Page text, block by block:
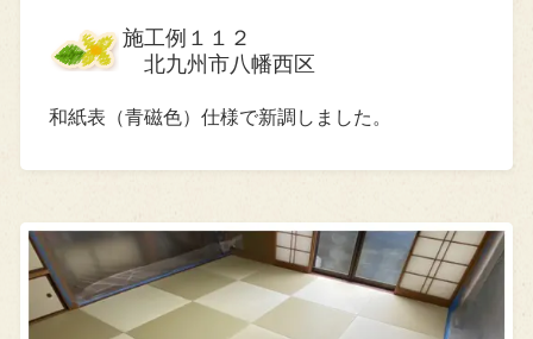
施工例１１２
北九州市八幡西区
和紙表（青磁色）仕様で新調しました。